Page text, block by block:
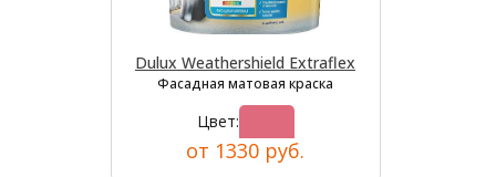
Dulux Weathershield Extraflex
Фасадная матовая краска
Цвет:
от 1330 руб.